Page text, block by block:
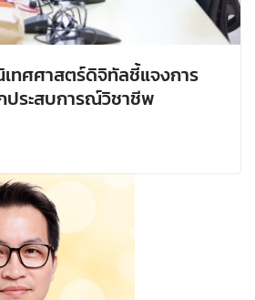
เทศศาสตร์ดิจิทัลชี้แจงการ
ประสบการณ์วิชาชีพ